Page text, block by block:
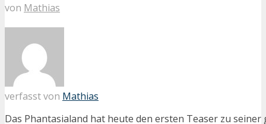
von Mathias
verfasst von Mathias
Das Phantasialand hat heute den ersten Teaser zu seiner